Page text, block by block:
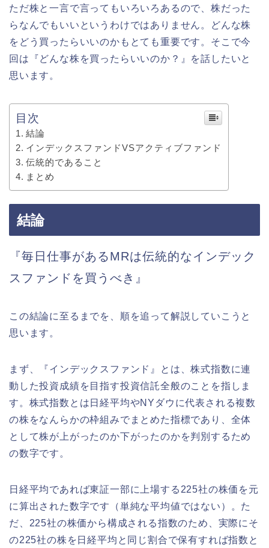
ただ株と一言で言ってもいろいろあるので、株だった
らなんでもいいというわけではありません。どんな株
をどう買ったらいいのかもとても重要です。そこで今
回は『どんな株を買ったらいいのか？』を話したいと
思います。
目次
結論
インデックスファンドVSアクティブファンド
伝統的であること
まとめ
結論
『毎日仕事があるMRは伝統的なインデック
スファンドを買うべき』
この結論に至るまでを、順を追って解説していこうと
思います。
まず、『インデックスファンド』とは、株式指数に連
動した投資成績を目指す投資信託全般のことを指しま
す。株式指数とは日経平均やNYダウに代表される複数
の株をなんらかの枠組みでまとめた指標であり、全体
として株が上がったのか下がったのかを判別するため
の数字です。
日経平均であれば東証一部に上場する225社の株価を元
に算出された数字です（単純な平均値ではない）。た
だ、225社の株価から構成される指数のため、実際にそ
の225社の株を日経平均と同じ割合で保有すれば指数と